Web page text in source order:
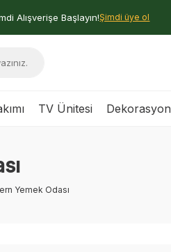
Alışverişe Başlayın!Şimdi üye ol
TV Ünitesi Dekorasyon
Yemek Odası